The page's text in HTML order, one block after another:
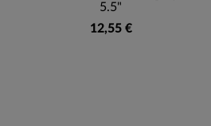
5.5"
12,55 €